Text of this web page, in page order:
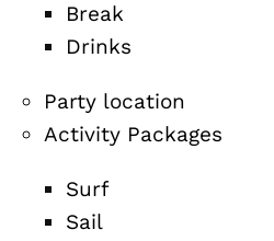
Break
Drinks
Party location
Activity Packages
Surf
Sail